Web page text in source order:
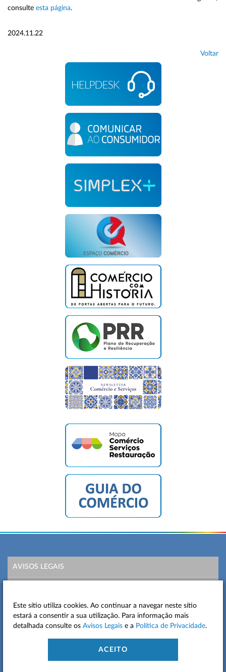
consulte esta página.
2024.11.22
Voltar
AVISOS LEGAIS
MAPA DO SITE
CONTACTOS
Este sítio utiliza cookies. Ao continuar a navegar neste sítio
estará a consentir a sua utilização. Para informação mais
detalhada consulte os Avisos Legais e a Política de Privacidade.
ACEITO